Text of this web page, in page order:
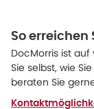
So erreichen
DocMorris ist
Sie selbst, wie
beraten Sie